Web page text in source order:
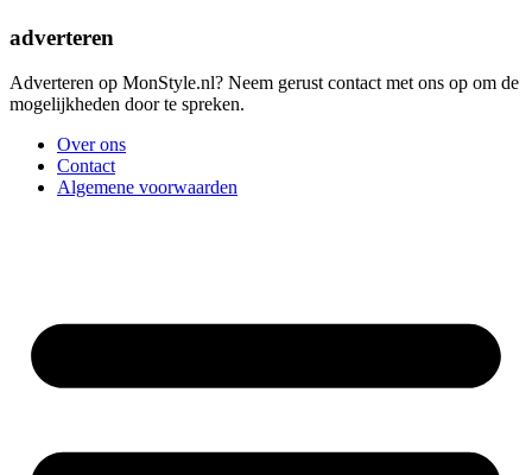
adverteren
Adverteren op MonStyle.nl? Neem gerust contact met ons op om de
mogelijkheden door te spreken.
Over ons
Contact
Algemene voorwaarden